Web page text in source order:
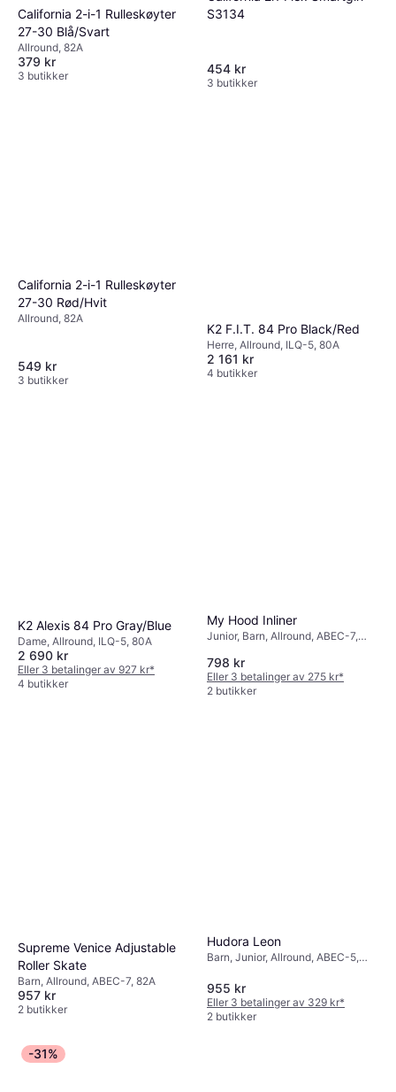
California 2-i-1 Rulleskøyter
27-30 Blå/Svart
Allround, 82A
379 kr
3 butikker
S3134
454 kr
3 butikker
California 2-i-1 Rulleskøyter
27-30 Rød/Hvit
Allround, 82A
549 kr
3 butikker
K2 F.I.T. 84 Pro Black/Red
Herre, Allround, ILQ-5, 80A
2 161 kr
4 butikker
K2 Alexis 84 Pro Gray/Blue
Dame, Allround, ILQ-5, 80A
2 690 kr
Eller 3 betalinger av 927 kr*
4 butikker
My Hood Inliner
Junior, Barn, Allround, ABEC-7,
798 kr
Eller 3 betalinger av 275 kr*
2 butikker
Supreme Venice Adjustable
Roller Skate
Barn, Allround, ABEC-7, 82A
957 kr
2 butikker
Hudora Leon
Barn, Junior, Allround, ABEC-5,
955 kr
Eller 3 betalinger av 329 kr*
2 butikker
-31%